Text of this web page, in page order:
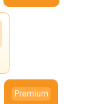
Premium